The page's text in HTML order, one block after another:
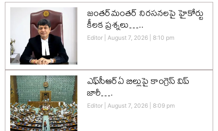
జంతర్‌మంతర్ నిరసనలపై హైకోర్టు
కీలక ప్రశ్నలు…..
Editor August 7, 2026 8:10 pm
ఎఫ్‌సీఆర్‌ఏ బిల్లుపై కాంగ్రెస్ విప్
జారీ….
Editor August 7, 2026 8:09 pm